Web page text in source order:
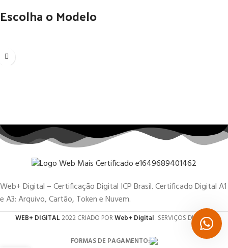
Escolha o Modelo
Web+ Digital – Certificação Digital ICP Brasil. Certificado Digital A1
e A3: Arquivo, Cartão, Token e Nuvem.
WEB+ DIGITAL 2022 CRIADO PORWeb+ Digital. SERVIÇOS DIGITAIS.
FORMAS DE PAGAMENTO: